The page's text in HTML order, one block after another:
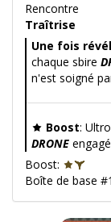
Rencontre
Traîtrise
Une fois
chaque sbire
n'est soigné
Boost:
DRONE
Boost:
Boîte de base